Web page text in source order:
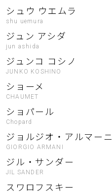
シュウ ウエムラ
shu uemura
ジュン アシダ
jun ashida
ジュンコ コシノ
JUNKO KOSHINO
ショーメ
CHAUMET
ショパール
Chopard
ジョルジオ・アルマーニ
GIORGIO ARMANI
ジル・サンダー
JIL SANDER
スワロフスキー